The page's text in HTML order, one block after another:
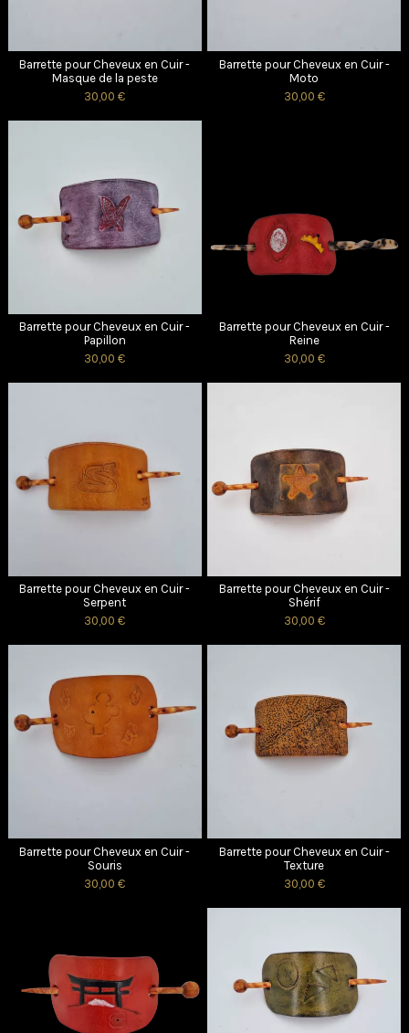
Barrette pour Cheveux en Cuir -
Masque de la peste
30,00 €
Barrette pour Cheveux en Cuir -
Moto
30,00 €
Barrette pour Cheveux en Cuir -
Papillon
30,00 €
Barrette pour Cheveux en Cuir -
Reine
30,00 €
Barrette pour Cheveux en Cuir -
Serpent
30,00 €
Barrette pour Cheveux en Cuir -
Shérif
30,00 €
Barrette pour Cheveux en Cuir -
Souris
30,00 €
Barrette pour Cheveux en Cuir -
Texture
30,00 €